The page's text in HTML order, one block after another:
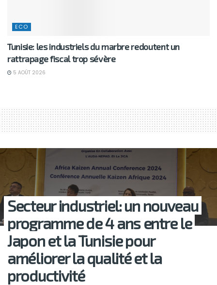
ECO
Tunisie: les industriels du marbre redoutent un
rattrapage fiscal trop sévère
5 AOÛT 2026
Secteur industriel: un nouveau
programme de 4 ans entre le
Japon et la Tunisie pour
améliorer la qualité et la
productivité